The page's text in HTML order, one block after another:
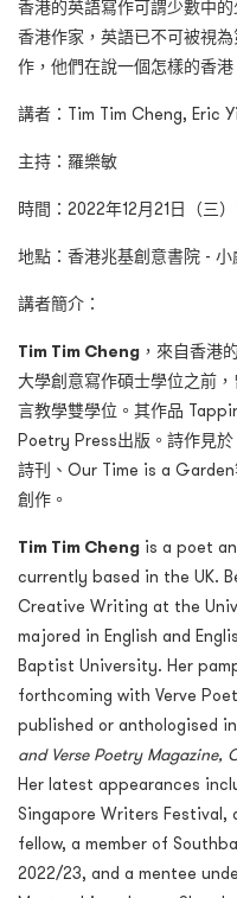
香港的英語寫作可謂少數中
香港作家，英語已不可被視
作，他們在說一個怎樣的香
講者：Tim Tim Cheng, Eric
主持：羅樂敏
時間：2022年12月21日（三
地點：香港兆基創意書院 - 小
講者簡介：
Tim Tim Cheng ，來自香港
大學創意寫作碩士學位之前
言教學雙學位。其作品
Poetry Press出版。詩作見
詩刊、Our Time is a
創作。
Tim Tim Cheng is a poet
currently based in the UK.
Creative Writing at the
majored in English and
Baptist University. Her
forthcoming with Verve
published or anthologised in
and Verse Poetry Magazine,
Her latest appearances
Singapore Writers Festival,
fellow, a member of
2022/23, and a mentee